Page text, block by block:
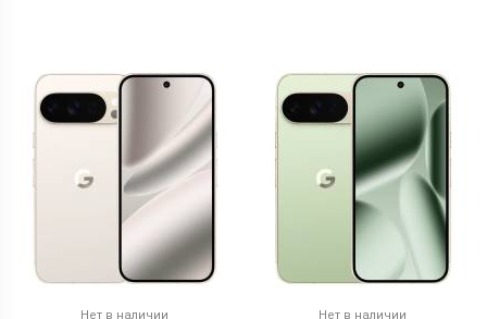
Нет в наличии Нет в наличии